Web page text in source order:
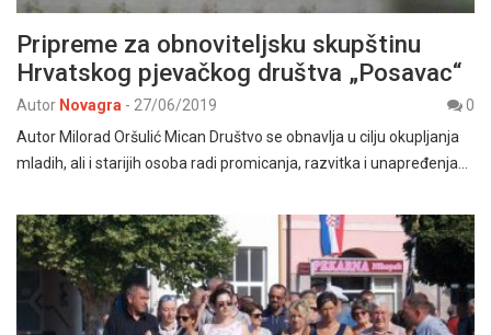
Pripreme za obnoviteljsku skupštinu
Hrvatskog pjevačkog društva „Posavac“
Autor Novagra - 27/06/2019
0
Autor Milorad Oršulić Mican Društvo se obnavlja u cilju okupljanja
mladih, ali i starijih osoba radi promicanja, razvitka i unapređenja…